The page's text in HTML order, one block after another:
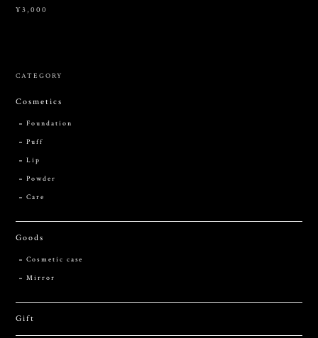
¥3,000
CATEGORY
Cosmetics
Foundation
Puff
Lip
Powder
Care
Goods
Cosmetic case
Mirror
Gift